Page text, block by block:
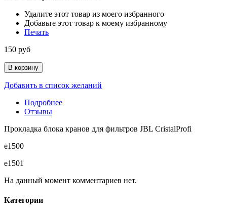
Удалите этот товар из моего избранного
Добавьте этот товар к моему избранному
Печать
150 руб
В корзину
Добавить в список желаний
Подробнее
Отзывы
Прокладка блока кранов для фильтров JBL CristalProfi
e1500
e1501
На данный момент комментариев нет.
Категории